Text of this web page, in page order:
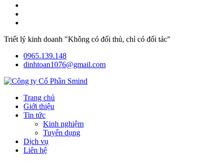
Triết lý kinh doanh "Không có đối thủ, chỉ có đối tác"
0965.139.148
dinhtoan1076@gmail.com
Trang chủ
Giới thiệu
Tin tức
Kinh nghiệm
Tuyển dụng
Dịch vụ
Liên hệ